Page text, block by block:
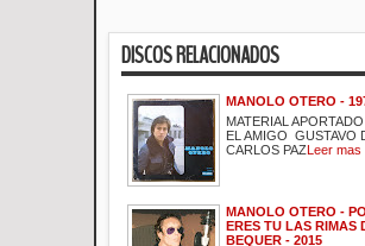
DISCOS RELACIONADOS
MANOLO OTERO -
MATERIAL
EL AMIGO GUSTAVO
CARLOS PAZLeer mas
MANOLO OTERO -
ERES TU LAS RIMAS
BEQUER - 2015